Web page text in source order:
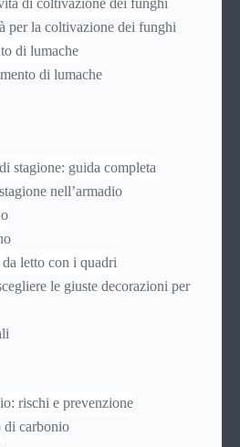
per la coltivazione dei funghi
di lumache
nell’armadio
le giuste decorazioni per
di carbonio